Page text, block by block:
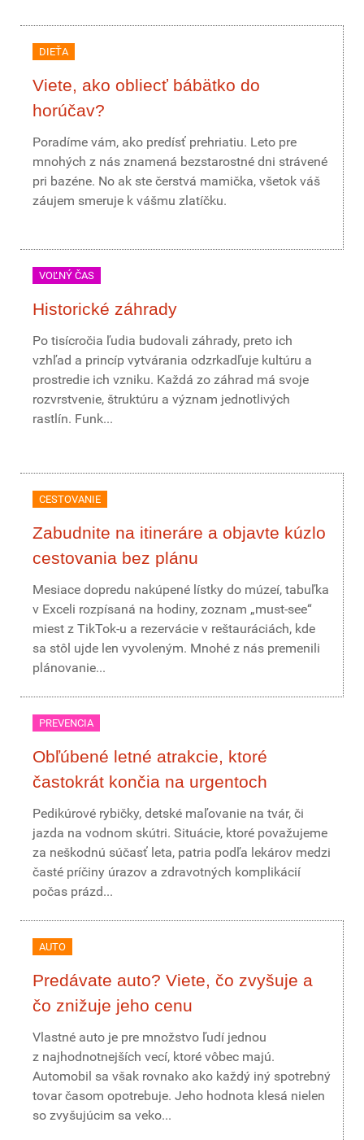
DIEŤA
Viete, ako obliecť bábätko do
horúčav?
Poradíme vám, ako predísť prehriatiu. Leto pre
mnohých z nás znamená bezstarostné dni strávené
pri bazéne. No ak ste čerstvá mamička, všetok váš
záujem smeruje k vášmu zlatíčku.
VOĽNÝ ČAS
Historické záhrady
Po tisícročia ľudia budovali záhrady, preto ich
vzhľad a princíp vytvárania odzrkadľuje kultúru a
prostredie ich vzniku. Každá zo záhrad má svoje
rozvrstvenie, štruktúru a význam jednotlivých
rastlín. Funk...
CESTOVANIE
Zabudnite na itineráre a objavte kúzlo
cestovania bez plánu
Mesiace dopredu nakúpené lístky do múzeí, tabuľka
v Exceli rozpísaná na hodiny, zoznam „must-see“
miest z TikTok-u a rezervácie v reštauráciách, kde
sa stôl ujde len vyvoleným. Mnohé z nás premenili
plánovanie...
PREVENCIA
Obľúbené letné atrakcie, ktoré
častokrát končia na urgentoch
Pedikúrové rybičky, detské maľovanie na tvár, či
jazda na vodnom skútri. Situácie, ktoré považujeme
za neškodnú súčasť leta, patria podľa lekárov medzi
časté príčiny úrazov a zdravotných komplikácií
počas prázd...
AUTO
Predávate auto? Viete, čo zvyšuje a
čo znižuje jeho cenu
Vlastné auto je pre množstvo ľudí jednou
z najhodnotnejších vecí, ktoré vôbec majú.
Automobil sa však rovnako ako každý iný spotrebný
tovar časom opotrebuje. Jeho hodnota klesá nielen
so zvyšujúcim sa veko...